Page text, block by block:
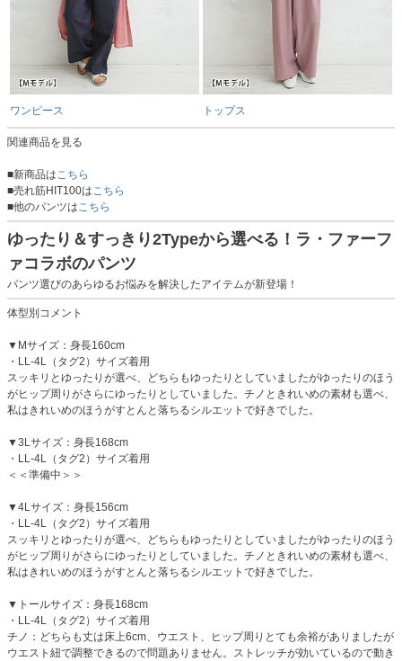
ワンピース トップス
関連商品を見る
■新商品はこちら
■売れ筋HIT100はこちら
■他のパンツはこちら
ゆったり＆すっきり2Typeから選べる！ラ・ファーフ
ァコラボのパンツ
パンツ選びのあらゆるお悩みを解決したアイテムが新登場！
体型別コメント
▼Mサイズ：身長160cm
・LL-4L（タグ2）サイズ着用
スッキリとゆったりが選べ、どちらもゆったりとしていましたがゆったりのほう
がヒップ周りがさらにゆったりとしていました。チノときれいめの素材も選べ、
私はきれいめのほうがすとんと落ちるシルエットで好きでした。
▼3Lサイズ：身長168cm
・LL-4L（タグ2）サイズ着用
＜＜準備中＞＞
▼4Lサイズ：身長156cm
・LL-4L（タグ2）サイズ着用
スッキリとゆったりが選べ、どちらもゆったりとしていましたがゆったりのほう
がヒップ周りがさらにゆったりとしていました。チノときれいめの素材も選べ、
私はきれいめのほうがすとんと落ちるシルエットで好きでした。
▼トールサイズ：身長168cm
・LL-4L（タグ2）サイズ着用
チノ：どちらも丈は床上6cm、ウエスト、ヒップ周りとても余裕がありましたが
ウエスト紐で調整できるので問題ありません。ストレッチが効いているので動き